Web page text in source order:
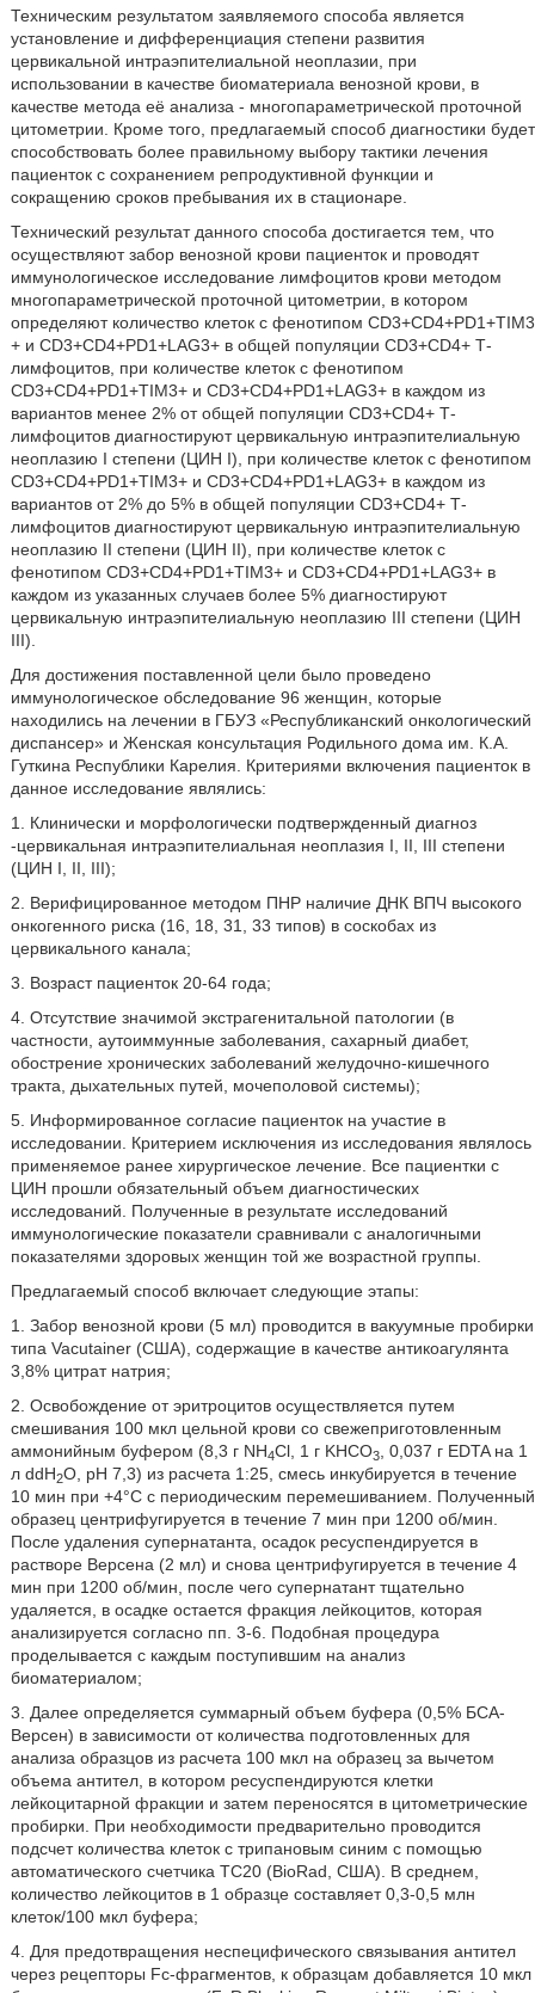
Техническим результатом заявляемого способа является
установление и дифференциация степени развития
цервикальной интраэпителиальной неоплазии, при
использовании в качестве биоматериала венозной крови, в
качестве метода её анализа - многопараметрической проточной
цитометрии. Кроме того, предлагаемый способ диагностики будет
способствовать более правильному выбору тактики лечения
пациенток с сохранением репродуктивной функции и
сокращению сроков пребывания их в стационаре.
Технический результат данного способа достигается тем, что
осуществляют забор венозной крови пациенток и проводят
иммунологическое исследование лимфоцитов крови методом
многопараметрической проточной цитометрии, в котором
определяют количество клеток с фенотипом CD3+CD4+PD1+TIM3
+ и CD3+CD4+PD1+LAG3+ в общей популяции CD3+CD4+ Т-
лимфоцитов, при количестве клеток с фенотипом
CD3+CD4+PD1+TIM3+ и CD3+CD4+PD1+LAG3+ в каждом из
вариантов менее 2% от общей популяции CD3+CD4+ Т-
лимфоцитов диагностируют цервикальную интраэпителиальную
неоплазию I степени (ЦИН I), при количестве клеток с фенотипом
CD3+CD4+PD1+TIM3+ и CD3+CD4+PD1+LAG3+ в каждом из
вариантов от 2% до 5% в общей популяции CD3+CD4+ Т-
лимфоцитов диагностируют цервикальную интраэпителиальную
неоплазию II степени (ЦИН II), при количестве клеток с
фенотипом CD3+CD4+PD1+TIM3+ и CD3+CD4+PD1+LAG3+ в
каждом из указанных случаев более 5% диагностируют
цервикальную интраэпителиальную неоплазию III степени (ЦИН
III).
Для достижения поставленной цели было проведено
иммунологическое обследование 96 женщин, которые
находились на лечении в ГБУЗ «Республиканский онкологический
диспансер» и Женская консультация Родильного дома им. К.А.
Гуткина Республики Карелия. Критериями включения пациенток в
данное исследование являлись:
1. Клинически и морфологически подтвержденный диагноз
-цервикальная интраэпителиальная неоплазия I, II, III степени
(ЦИН I, II, III);
2. Верифицированное методом ПНР наличие ДНК ВПЧ высокого
онкогенного риска (16, 18, 31, 33 типов) в соскобах из
цервикального канала;
3. Возраст пациенток 20-64 года;
4. Отсутствие значимой экстрагенитальной патологии (в
частности, аутоиммунные заболевания, сахарный диабет,
обострение хронических заболеваний желудочно-кишечного
тракта, дыхательных путей, мочеполовой системы);
5. Информированное согласие пациенток на участие в
исследовании. Критерием исключения из исследования являлось
применяемое ранее хирургическое лечение. Все пациентки с
ЦИН прошли обязательный объем диагностических
исследований. Полученные в результате исследований
иммунологические показатели сравнивали с аналогичными
показателями здоровых женщин той же возрастной группы.
Предлагаемый способ включает следующие этапы:
1. Забор венозной крови (5 мл) проводится в вакуумные пробирки
типа Vacutainer (США), содержащие в качестве антикоагулянта
3,8% цитрат натрия;
2. Освобождение от эритроцитов осуществляется путем
смешивания 100 мкл цельной крови со свежеприготовленным
аммонийным буфером (8,3 г NH4Cl, 1 г KHCO3, 0,037 г EDTA на 1
л ddH2O, рН 7,3) из расчета 1:25, смесь инкубируется в течение
10 мин при +4°С с периодическим перемешиванием. Полученный
образец центрифугируется в течение 7 мин при 1200 об/мин.
После удаления супернатанта, осадок ресуспендируется в
растворе Версена (2 мл) и снова центрифугируется в течение 4
мин при 1200 об/мин, после чего супернатант тщательно
удаляется, в осадке остается фракция лейкоцитов, которая
анализируется согласно пп. 3-6. Подобная процедура
проделывается с каждым поступившим на анализ
биоматериалом;
3. Далее определяется суммарный объем буфера (0,5% БСА-
Версен) в зависимости от количества подготовленных для
анализа образцов из расчета 100 мкл на образец за вычетом
объема антител, в котором ресуспендируются клетки
лейкоцитарной фракции и затем переносятся в цитометрические
пробирки. При необходимости предварительно проводится
подсчет количества клеток с трипановым синим с помощью
автоматического счетчика ТС20 (BioRad, США). В среднем,
количество лейкоцитов в 1 образце составляет 0,3-0,5 млн
клеток/100 мкл буфера;
4. Для предотвращения неспецифического связывания антител
через рецепторы Fc-фрагментов, к образцам добавляется 10 мкл